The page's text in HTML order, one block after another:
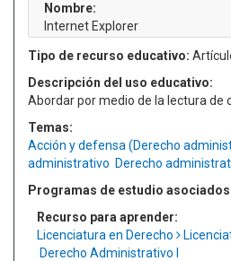
Nombre:
Internet Explorer
Tipo de recurso educativo:
Descripción del uso educativo:
Abordar por medio de la lectura de
Temas:
Acción y defensa (Derecho
administrativo Derecho
Programas de estudio asociados
Recurso para aprender:
Licenciatura en Derecho
Derecho Administrativo I